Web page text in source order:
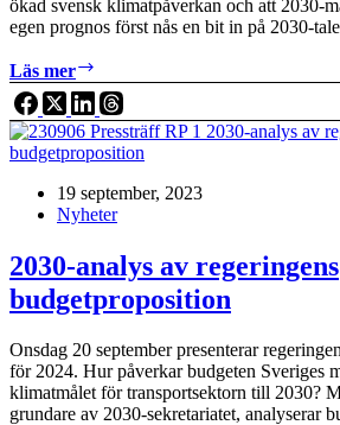
ökad svensk klimatpåverkan och att 2030-
egen prognos först nås en bit in på 2030-
Läs mer
budget
med
positiva
förslag
marginalen
19 september, 2023
Nyheter
2030-analys av regeringens
budgetproposition
Onsdag 20 september presenterar
för 2024. Hur påverkar budgeten Sveriges
klimatmålet för transportsektorn till 2030?
grundare av 2030-sekretariatet, analyserar